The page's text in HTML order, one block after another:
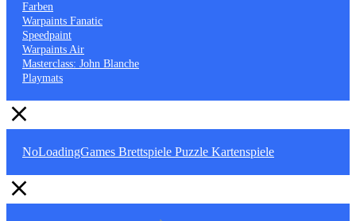
Farben
Warpaints Fanatic
Speedpaint
Warpaints Air
Masterclass: John Blanche
Playmats
NoLoadingGames Brettspiele Puzzle Kartenspiele